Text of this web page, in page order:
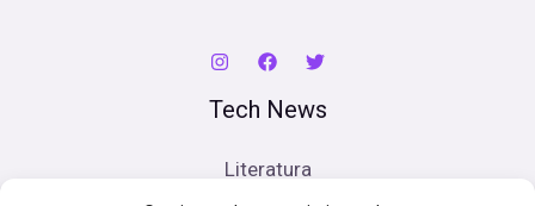
Tech News
Literatura